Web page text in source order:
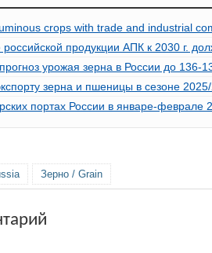
crops with trade and industrial
российской продукции АПК к 2030 г.
урожая зерна в России до 136-
зерна и пшеницы в сезоне
портах России в январе-феврале
Зерно / Grain